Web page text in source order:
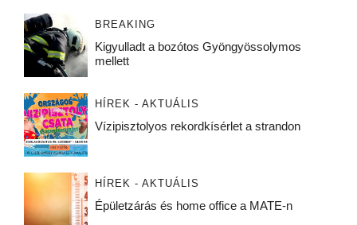
BREAKING
Kigyulladt a bozótos Gyöngyössolymos
mellett
HÍREK - AKTUÁLIS
Vízipisztolyos rekordkísérlet a strandon
HÍREK - AKTUÁLIS
Épületzárás és home office a MATE-n